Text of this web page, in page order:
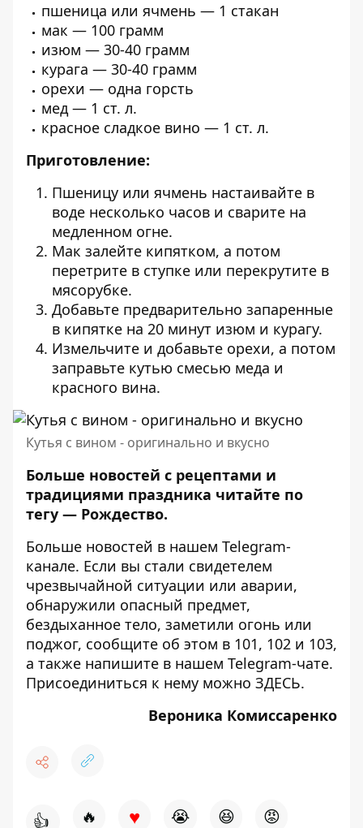
пшеница или ячмень — 1 стакан
мак — 100 грамм
изюм — 30-40 грамм
курага — 30-40 грамм
орехи — одна горсть
мед — 1 ст. л.
красное сладкое вино — 1 ст. л.
Приготовление:
Пшеницу или ячмень настаивайте в
воде несколько часов и сварите на
медленном огне.
Мак залейте кипятком, а потом
перетрите в ступке или перекрутите в
мясорубке.
Добавьте предварительно запаренные
в кипятке на 20 минут изюм и курагу.
Измельчите и добавьте орехи, а потом
заправьте кутью смесью меда и
красного вина.
Кутья с вином - оригинально и вкусно
Больше новостей с рецептами и
традициями праздника читайте по
тегу — Рождество.
Больше новостей в нашем Telegram-
канале. Если вы стали свидетелем
чрезвычайной ситуации или аварии,
обнаружили опасный предмет,
бездыханное тело, заметили огонь или
поджог, сообщите об этом в 101, 102 и 103,
а также напишите в нашем Telegram-чате.
Присоединиться к нему можно ЗДЕСЬ.
Вероника Комиссаренко
👍 🔥 ♥ 😭 😆 😡